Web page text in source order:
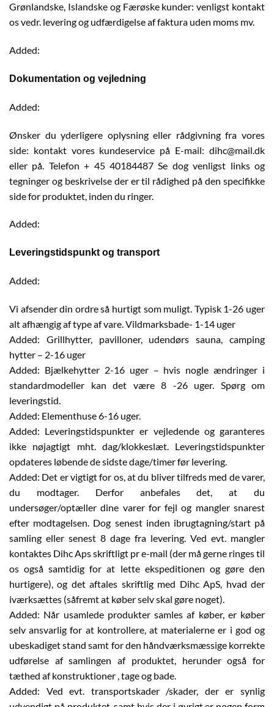
Grønlandske, Islandske og Færøske kunder: venligst kontakt
os vedr. levering og udfærdigelse af faktura uden moms mv.
Added:
Dokumentation og vejledning
Added:
Ønsker du yderligere oplysning eller rådgivning fra vores
side: kontakt vores kundeservice på E-mail: dihc@mail.dk
eller på. Telefon + 45 40184487 Se dog venligst links og
tegninger og beskrivelse der er til rådighed på den specifikke
side for produktet, inden du ringer.
Added:
Leveringstidspunkt og transport
Added:
Vi afsender din ordre så hurtigt som muligt. Typisk 1-26 uger
alt afhængig af type af vare. Vildmarksbade- 1-14 uger
Added: Grillhytter, pavilloner, udendørs sauna, camping
hytter – 2-16 uger
Added: Bjælkehytter 2-16 uger – hvis nogle ændringer i
standardmodeller kan det være 8 -26 uger. Spørg om
leveringstid.
Added: Elementhuse 6-16 uger.
Added: Leveringstidspunkter er vejledende og garanteres
ikke nøjagtigt mht. dag/klokkeslæt. Leveringstidspunkter
opdateres løbende de sidste dage/timer før levering.
Added: Det er vigtigt for os, at du bliver tilfreds med de varer,
du modtager. Derfor anbefales det, at du
undersøger/optæller dine varer for fejl og mangler snarest
efter modtagelsen. Dog senest inden ibrugtagning/start på
samling eller senest 8 dage fra levering. Ved evt. mangler
kontaktes Dihc Aps skriftligt pr e-mail (der må gerne ringes til
os også samtidig for at lette ekspeditionen og gøre den
hurtigere), og det aftales skriftlig med Dihc ApS, hvad der
iværksættes (såfremt at køber selv skal gøre noget).
Added: Når usamlede produkter samles af køber, er køber
selv ansvarlig for at kontrollere, at materialerne er i god og
ubeskadiget stand samt for den håndværksmæssige korrekte
udførelse af samlingen af produktet, herunder også for
tæthed af konstruktioner , tage og bade.
Added: Ved evt. transportskader /skader, der er synlig